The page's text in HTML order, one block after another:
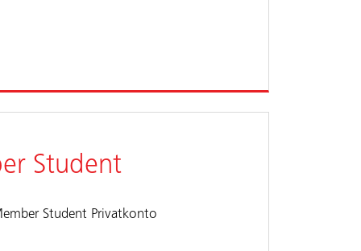
Student
Student Privatkonto